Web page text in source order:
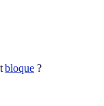
bloque?